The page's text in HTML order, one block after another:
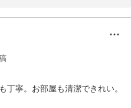
をご検討いただけますと幸いで
お待ち申し上げております。
子がうかがえ、大変嬉しく存
に召していただけたようで何
寧。お部屋も清潔できれい。